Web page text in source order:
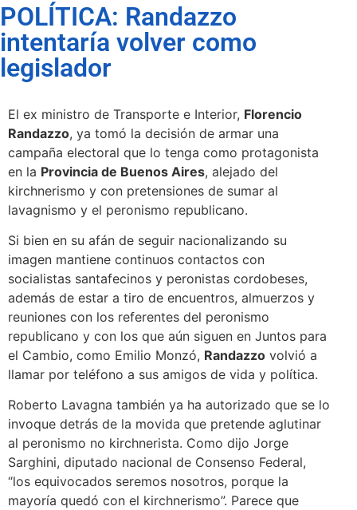
POLÍTICA: Randazzo
intentaría volver como
legislador
El ex ministro de Transporte e Interior, Florencio
Randazzo, ya tomó la decisión de armar una
campaña electoral que lo tenga como protagonista
en la Provincia de Buenos Aires, alejado del
kirchnerismo y con pretensiones de sumar al
lavagnismo y el peronismo republicano.
Si bien en su afán de seguir nacionalizando su
imagen mantiene continuos contactos con
socialistas santafecinos y peronistas cordobeses,
además de estar a tiro de encuentros, almuerzos y
reuniones con los referentes del peronismo
republicano y con los que aún siguen en Juntos para
el Cambio, como Emilio Monzó, Randazzo volvió a
llamar por teléfono a sus amigos de vida y política.
Roberto Lavagna también ya ha autorizado que se lo
invoque detrás de la movida que pretende aglutinar
al peronismo no kirchnerista. Como dijo Jorge
Sarghini, diputado nacional de Consenso Federal,
“los equivocados seremos nosotros, porque la
mayoría quedó con el kirchnerismo”. Parece que